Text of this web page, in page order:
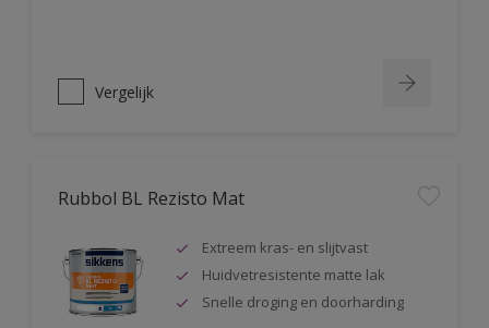
Vergelijk
Rubbol BL Rezisto Mat
Extreem kras- en slijtvast
Huidvetresistente matte lak
Snelle droging en doorharding